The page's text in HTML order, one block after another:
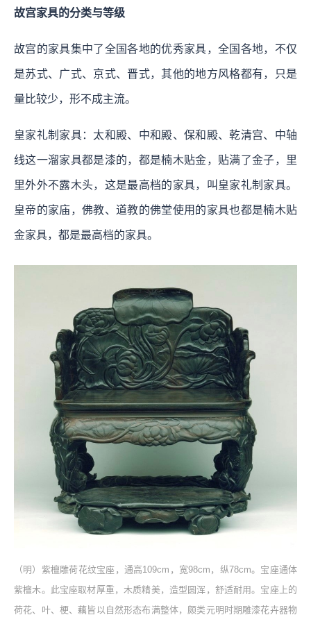
故宫家具的分类与等级
故宫的家具集中了全国各地的优秀家具，全国各地，不仅
是苏式、广式、京式、晋式，其他的地方风格都有，只是
量比较少，形不成主流。
皇家礼制家具：太和殿、中和殿、保和殿、乾清宫、中轴
线这一溜家具都是漆的，都是楠木贴金，贴满了金子，里
里外外不露木头，这是最高档的家具，叫皇家礼制家具。
皇帝的家庙，佛教、道教的佛堂使用的家具也都是楠木贴
金家具，都是最高档的家具。
（明）紫檀雕荷花纹宝座，通高109cm，宽98cm，纵78cm。宝座通体
紫檀木。此宝座取材厚重，木质精美，造型圆浑，舒适耐用。宝座上的
荷花、叶、梗、藕皆以自然形态布满整体，颇类元明时期雕漆花卉器物